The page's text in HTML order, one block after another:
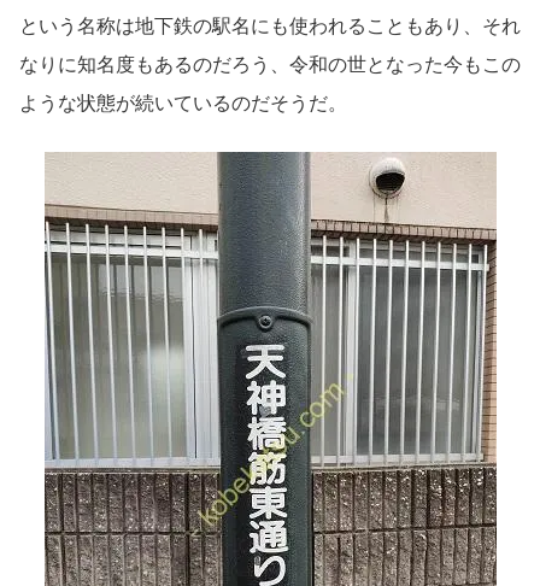
という名称は地下鉄の駅名にも使われることもあり、それ
なりに知名度もあるのだろう、令和の世となった今もこの
ような状態が続いているのだそうだ。